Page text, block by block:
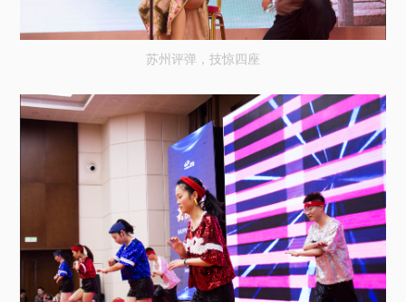
苏州评弹，技惊四座